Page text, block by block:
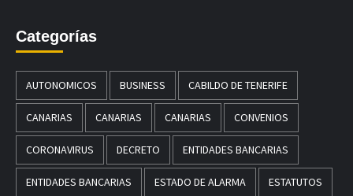
Categorías
AUTONOMICOS BUSINESS CABILDO DE TENERIFE
CANARIAS CANARIAS CANARIAS CONVENIOS
CORONAVIRUS DECRETO ENTIDADES BANCARIAS
ENTIDADES BANCARIAS ESTADO DE ALARMA ESTATUTOS